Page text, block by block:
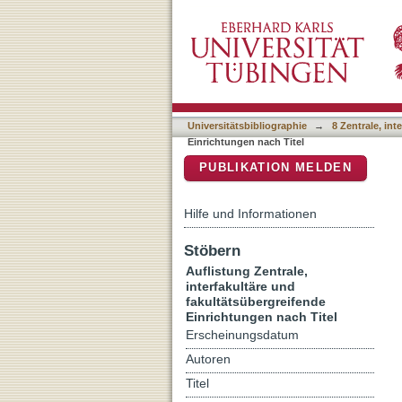
Universitätsbibliographie → 8 Zentrale,
Einrichtungen nach Titel
PUBLIKATION MELDEN
Hilfe und Informationen
Stöbern
Auflistung Zentrale,
interfakultäre und
fakultätsübergreifende
Einrichtungen nach Titel
Erscheinungsdatum
Autoren
Titel